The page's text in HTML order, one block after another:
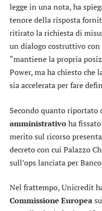
legge in una nota, ha
tenore della risposta
ritirato la richiesta di
un dialogo costruttivo con
“mantiene la propria
Power, ma ha chiesto che
sia accelerata per fare
Secondo quanto riportato
amministrativo ha
merito sul ricorso
decreto con cui Palazzo
sull’ops lanciata per
Nel frattempo, Unicredit
Commissione Europea